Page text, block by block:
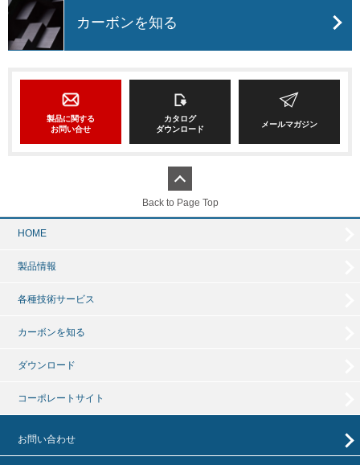
カーボンを知る
製品に関する
お問い合せ
カタログ
ダウンロード
メールマガジン
Back to Page Top
HOME
製品情報
各種技術サービス
カーボンを知る
ダウンロード
コーポレートサイト
お問い合わせ